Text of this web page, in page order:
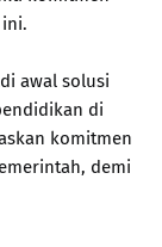
awal solusi
di
komitmen
demi